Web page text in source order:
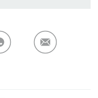
HINZUFÜGEN